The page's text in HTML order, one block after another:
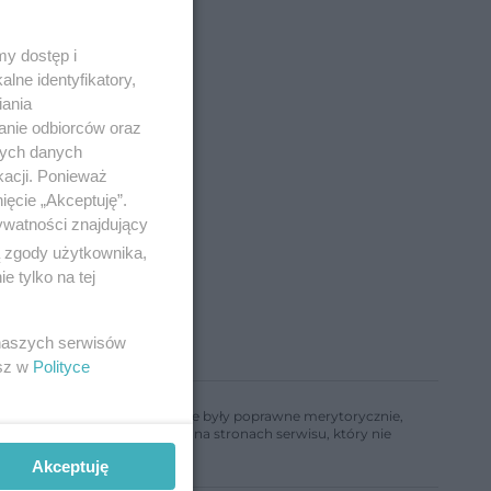
informacje w nim zawarte były poprawne merytorycznie,
informacji zamieszczonych na stronach serwisu, który nie
dostęp i
identyfikatory,
odbiorców oraz
danych
Ponieważ
„Akceptuję”.
znajdujący
użytkownika,
tylko na tej
serwisów
w Polityce
Akceptuję